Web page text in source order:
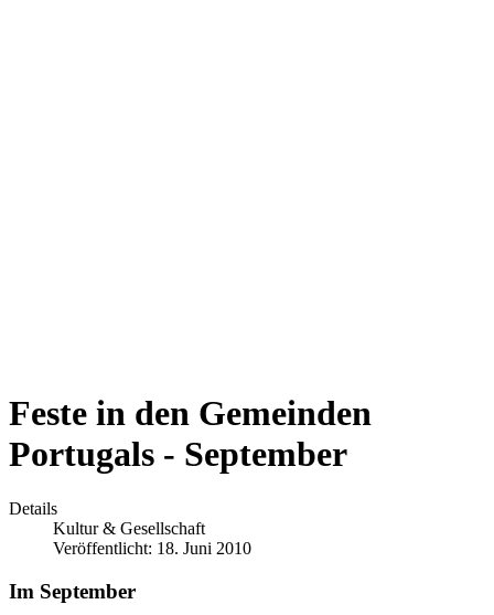
Feste in den Gemeinden
Portugals - September
Details
Kultur & Gesellschaft
Veröffentlicht: 18. Juni 2010
Im September